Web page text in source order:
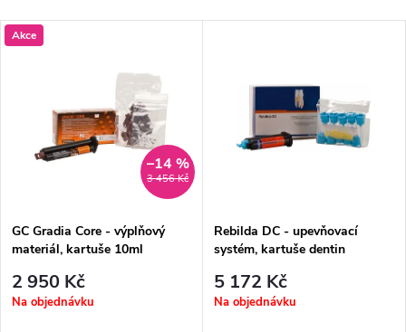
Akce
3 456 Kč
–14 %
GC Gradia Core - výplňový
materiál, kartuše 10ml
2 950 Kč
Na objednávku
Rebilda DC - upevňovací
systém, kartuše dentin
5 172 Kč
Na objednávku